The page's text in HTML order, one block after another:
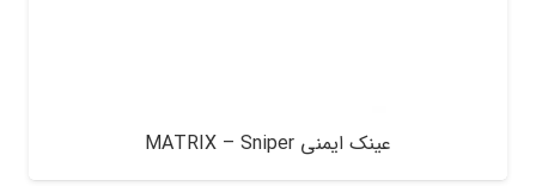
عینک ایمنی MATRIX – Sniper